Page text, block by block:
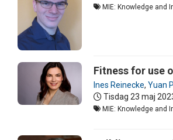
MIE: Knowledge and
Fitness for use
Ines Reinecke, Yuan
Tisdag 23 maj
MIE: Knowledge and